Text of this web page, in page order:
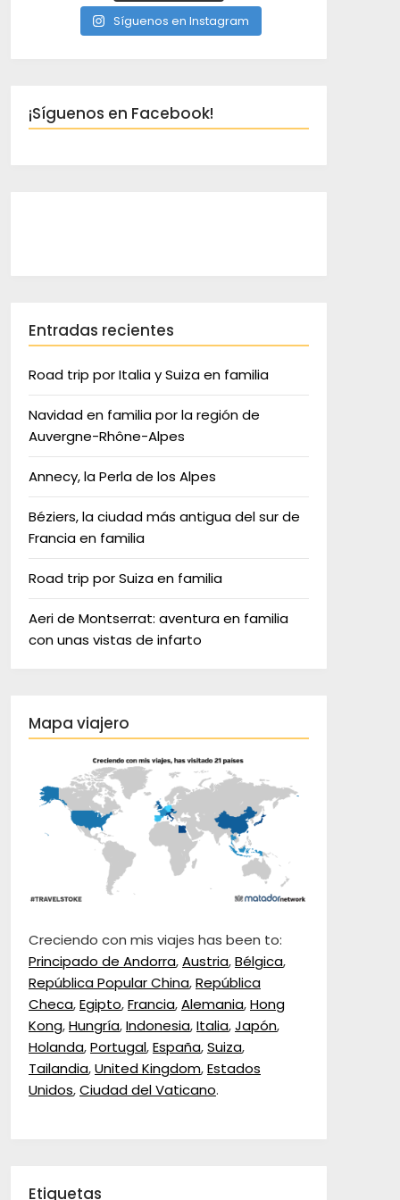
Síguenos en Instagram
¡Síguenos en Facebook!
Entradas recientes
Road trip por Italia y Suiza en familia
Navidad en familia por la región de
Auvergne-Rhône-Alpes
Annecy, la Perla de los Alpes
Béziers, la ciudad más antigua del sur de
Francia en familia
Road trip por Suiza en familia
Aeri de Montserrat: aventura en familia
con unas vistas de infarto
Mapa viajero
Creciendo con mis viajes has been to:
Principado de Andorra,Austria,Bélgica,
República Popular China,República
Checa,Egipto,Francia,Alemania,Hong
Kong,Hungría,Indonesia,Italia,Japón,
Holanda,Portugal,España,Suiza,
Tailandia,United Kingdom,Estados
Unidos,Ciudad del Vaticano.
Etiquetas